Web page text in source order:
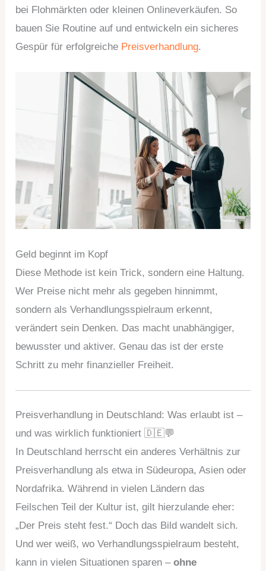
bei Flohmärkten oder kleinen Onlineverkäufen. So
bauen Sie Routine auf und entwickeln ein sicheres
Gespür für erfolgreiche Preisverhandlung.
Geld beginnt im Kopf
Diese Methode ist kein Trick, sondern eine Haltung.
Wer Preise nicht mehr als gegeben hinnimmt,
sondern als Verhandlungsspielraum erkennt,
verändert sein Denken. Das macht unabhängiger,
bewusster und aktiver. Genau das ist der erste
Schritt zu mehr finanzieller Freiheit.
Preisverhandlung in Deutschland: Was erlaubt ist –
und was wirklich funktioniert 🇩🇪💬
In Deutschland herrscht ein anderes Verhältnis zur
Preisverhandlung als etwa in Südeuropa, Asien oder
Nordafrika. Während in vielen Ländern das
Feilschen Teil der Kultur ist, gilt hierzulande eher:
„Der Preis steht fest.“ Doch das Bild wandelt sich.
Und wer weiß, wo Verhandlungsspielraum besteht,
kann in vielen Situationen sparen –ohne